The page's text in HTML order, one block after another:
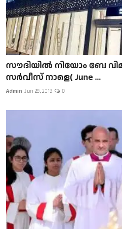
സൗദിയിൽ നിയോം ബേ
സർവീസ് നാളെ( June ...
Admin Jun 29, 2019 0